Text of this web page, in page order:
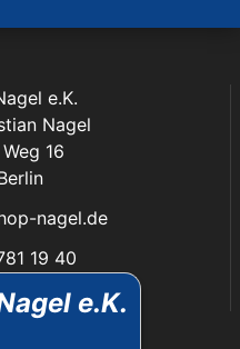
e.K.
e.K.
Nagel
16
nagel.de
19 40